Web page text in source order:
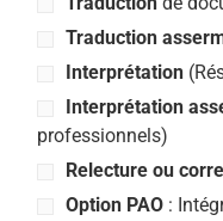
Traduction
Interprétation
Interprétation
professionnels)
Relecture ou
Option PAO :